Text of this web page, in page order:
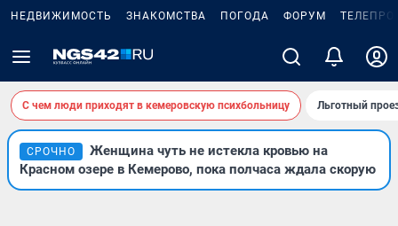
НЕДВИЖИМОСТЬ ЗНАКОМСТВА ПОГОДА ФОРУМ
С чем люди приходят в кемеровскую психбольницу Льготный
СРОЧНО
Женщина чуть не истекла кровью на
Красном озере в Кемерово, пока полчаса ждала скорую